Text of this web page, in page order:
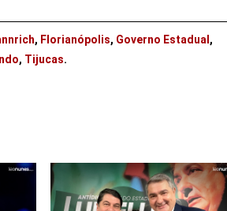
, Florianópolis, Governo Estadual ,
, Tijucas.